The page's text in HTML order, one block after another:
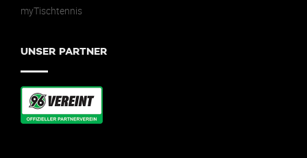
myTischtennis
UNSER PARTNER